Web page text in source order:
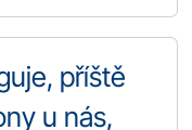
příště
u nás,